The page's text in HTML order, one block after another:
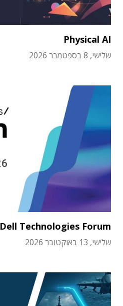
Physical AI
שלישי, 8 בספטמבר 2026
Dell Technologies Forum
שלישי, 13 באוקטובר 2026